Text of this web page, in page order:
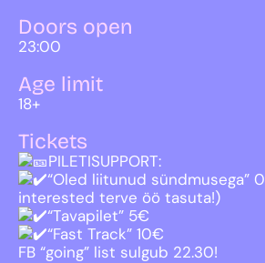
Doors open
23:00
Age limit
18+
Tickets
PILETISUPPORT:
“Oled liitunud sündmusega”
interested terve öö tasuta!)
“Tavapilet” 5€
“Fast Track” 10€
FB “going” list sulgub 22.30!